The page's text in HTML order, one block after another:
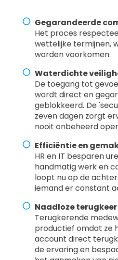
Gegarandeerde
Het proces
wettelijke termijnen,
worden voorkomen.
Waterdichte
De toegang tot
wordt direct en
geblokkeerd. De
zeven dagen zorgt
nooit onbeheerd
Efficiëntie en
HR en IT besparen
handmatig werk en
loopt nu op de
iemand er constant
Naadloze terugkeer
Terugkerende
productief omdat ze
account direct
de ervaring en